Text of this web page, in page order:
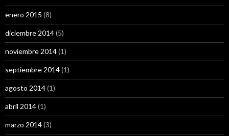
enero 2015 (8)
diciembre 2014(5)
noviembre 2014(1)
septiembre 2014(1)
agosto 2014(1)
abril 2014(1)
marzo 2014(3)